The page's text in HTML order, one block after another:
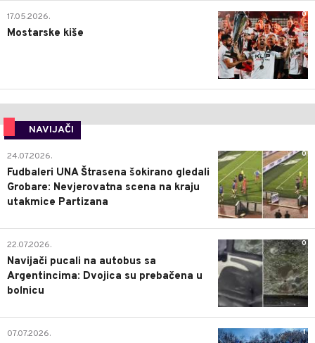
0
17.05.2026.
Mostarske kiše
NAVIJAČI
0
24.07.2026.
Fudbaleri UNA Štrasena šokirano gledali
Grobare: Nevjerovatna scena na kraju
utakmice Partizana
0
22.07.2026.
Navijači pucali na autobus sa
Argentincima: Dvojica su prebačena u
bolnicu
1
07.07.2026.